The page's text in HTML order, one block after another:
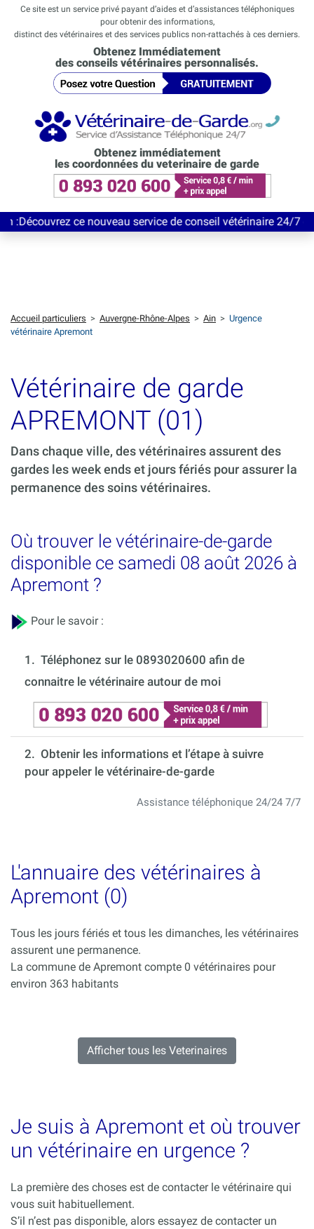
Ce site est un service privé payant d’aides et d’assistances téléphoniques
pour obtenir des informations,
distinct des vétérinaires et des services publics non-rattachés à ces derniers.
Obtenez Immédiatement
des conseils vétérinaires personnalisés.
Obtenez immédiatement
les coordonnées du veterinaire de garde
ce nouveau service de conseil vétérinaire 24/7
Accueil particuliers > Auvergne-Rhône-Alpes > Ain > Urgence
vétérinaire Apremont
Vétérinaire de garde
APREMONT (01)
Dans chaque ville, des vétérinaires assurent des
gardes les week ends et jours fériés pour assurer la
permanence des soins vétérinaires.
Où trouver le vétérinaire-de-garde
disponible ce samedi 08 août 2026 à
Apremont ?
Pour le savoir :
1. Téléphonez sur le 0893020600 afin de
connaitre le vétérinaire autour de moi
2. Obtenir les informations et l’étape à suivre
pour appeler le vétérinaire-de-garde
Assistance téléphonique 24/24 7/7
L'annuaire des vétérinaires à
Apremont (0)
Tous les jours fériés et tous les dimanches, les vétérinaires
assurent une permanence.
La commune de Apremont compte 0 vétérinaires pour
environ 363 habitants
Afficher tous les Veterinaires
Je suis à Apremont et où trouver
un vétérinaire en urgence ?
La première des choses est de contacter le vétérinaire qui
vous suit habituellement.
S’il n’est pas disponible, alors essayez de contacter un